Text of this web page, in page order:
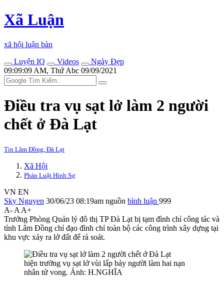
Xã Luận
xã hội luận bàn
Luyện IQ
Videos
Ngày Đẹp
09:09:09 AM, Thứ Abc 09/09/2021
Điều tra vụ sạt lở làm 2 người
chết ở Đà Lạt
Tin Lâm Đồng, Đà Lạt
Xã Hội
Pháp Luật Hình Sự
VN EN
Sky Nguyen 30/06/23 08:19am nguồn bình luận 999
A- A A+
Trưởng Phòng Quản lý đô thị TP Đà Lạt bị tạm đình chỉ công tác và
tỉnh Lâm Đồng chỉ đạo đình chỉ toàn bộ các công trình xây dựng tại
khu vực xảy ra lở đất để rà soát.
hiện trường vụ sạt lở vùi lấp bảy người làm hai nạn
nhân t‌ử von‌g. Ảnh: H.NGHĨA